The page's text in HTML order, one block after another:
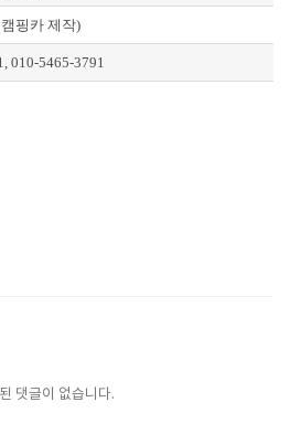
핑카 제작)
010-5465-3791
댓글이 없습니다.